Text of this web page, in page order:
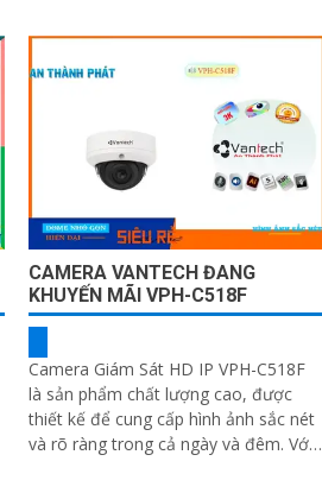
CAMERA VANTECH ĐANG
KHUYẾN MÃI VPH-C518F
Camera Giám Sát HD IP VPH-C518F
là sản phẩm chất lượng cao, được
thiết kế để cung cấp hình ảnh sắc nét
và rõ ràng trong cả ngày và đêm. Với